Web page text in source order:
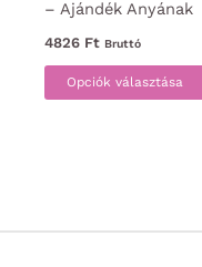
– Ajándék Anyának
4826 Ft Bruttó
Opciók választása